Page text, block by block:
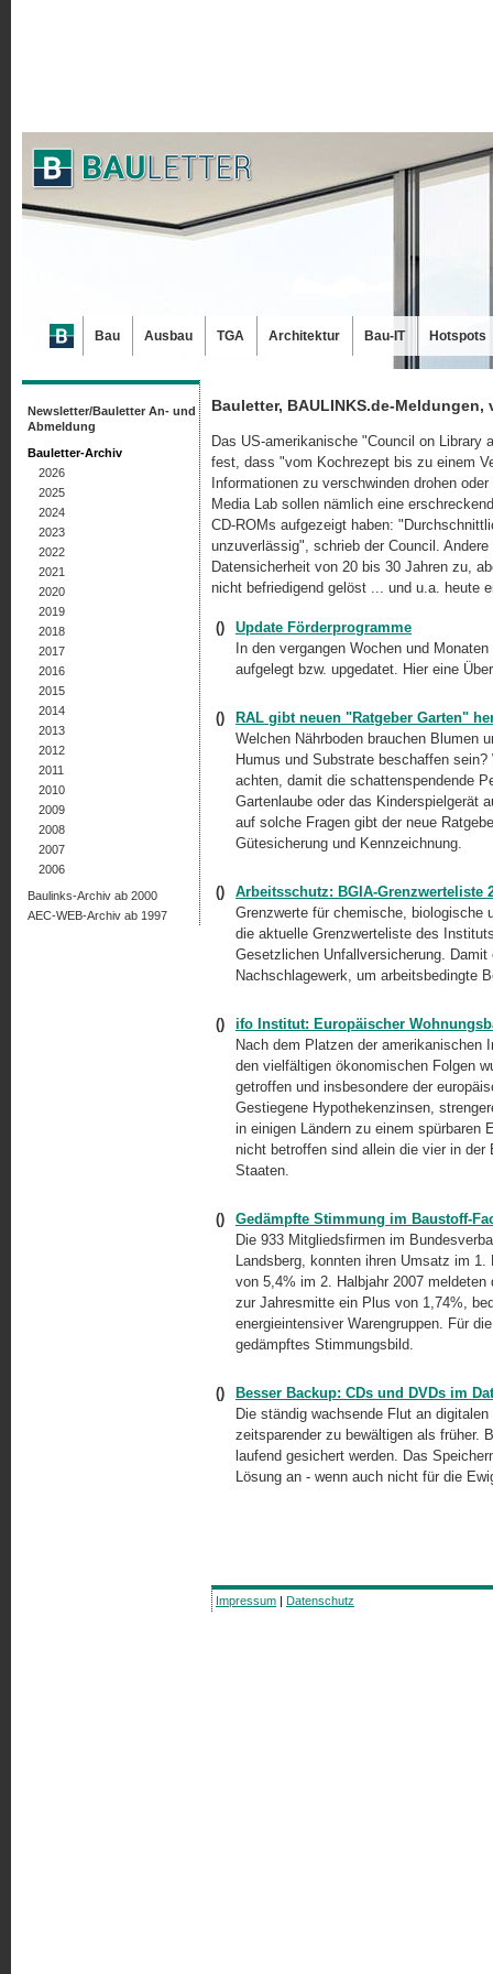
Bauletter, BAULINKS.de-Meldungen,
Das US-amerikanische "Council on Library
fest, dass "vom Kochrezept bis zu einem
Informationen zu verschwinden drohen
Media Lab sollen nämlich eine
CD-ROMs aufgezeigt haben:
unzuverlässig", schrieb der Council.
Datensicherheit von 20 bis 30 Jahren zu,
nicht befriedigend gelöst ... und u.a. heute
()
Update Förderprogramme
In den vergangen Wochen und
aufgelegt bzw. upgedatet. Hier eine
()
RAL gibt neuen "Ratgeber Garten"
Welchen Nährboden brauchen Blumen
Humus und Substrate beschaffen
achten, damit die schattenspendende
Gartenlaube oder das Kinderspielgerät
auf solche Fragen gibt der neue
Gütesicherung und Kennzeichnung.
()
Arbeitsschutz: BGIA-Grenzwerteliste
Grenzwerte für chemische, biologische
die aktuelle Grenzwerteliste des
Gesetzlichen Unfallversicherung.
Nachschlagewerk, um arbeitsbedingte
()
ifo Institut: Europäischer
Nach dem Platzen der amerikanischen
den vielfältigen ökonomischen Folgen
getroffen und insbesondere der
Gestiegene Hypothekenzinsen,
in einigen Ländern zu einem spürbaren
nicht betroffen sind allein die vier in der
Staaten.
()
Gedämpfte Stimmung im Baustoff-
Die 933 Mitgliedsfirmen im
Landsberg, konnten ihren Umsatz im
von 5,4% im 2. Halbjahr 2007
zur Jahresmitte ein Plus von 1,74%,
energieintensiver Warengruppen. Für
gedämpftes Stimmungsbild.
()
Besser Backup: CDs und DVDs im
Die ständig wachsende Flut an
zeitsparender zu bewältigen als früher.
laufend gesichert werden. Das
Lösung an - wenn auch nicht für die
Newsletter/Bauletter An- und
Abmeldung
Bauletter-Archiv
2026
2025
2024
2023
2022
2021
2020
2019
2018
2017
2016
2015
2014
2013
2012
2011
2010
2009
2008
2007
2006
Baulinks-Archiv ab 2000
AEC-WEB-Archiv ab 1997
Impressum | Datenschutz
Bau Ausbau TGA Architektur Bau-IT Hotspots